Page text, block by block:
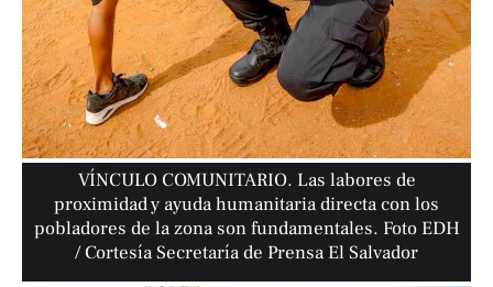
VÍNCULO COMUNITARIO. Las labores de
proximidad y ayuda humanitaria directa con los
pobladores de la zona son fundamentales. Foto EDH
/ Cortesía Secretaría de Prensa El Salvador